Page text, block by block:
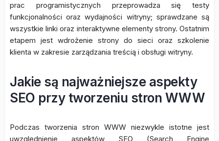
prac programistycznych przeprowadza się testy
funkcjonalności oraz wydajności witryny; sprawdzane są
wszystkie linki oraz interaktywne elementy strony. Ostatnim
etapem jest wdrożenie strony do sieci oraz szkolenie
klienta w zakresie zarządzania treścią i obsługi witryny.
Jakie są najważniejsze aspekty
SEO przy tworzeniu stron WWW
Podczas tworzenia stron WWW niezwykle istotne jest
uwzględnienie aspektów SEO (Search Engine